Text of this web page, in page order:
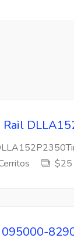
Rail
$25
095000-